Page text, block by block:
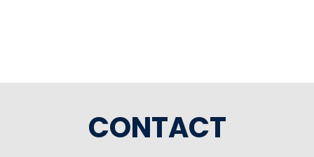
CONTACT